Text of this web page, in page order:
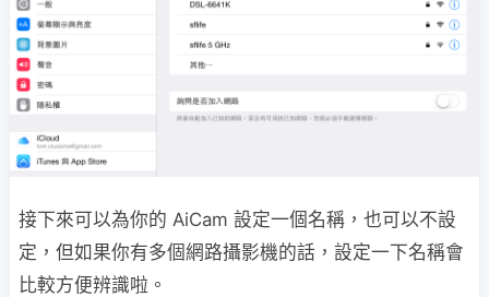
接下來可以為你的 AiCam 設定一個名稱，也可以不設
定，但如果你有多個網路攝影機的話，設定一下名稱會
比較方便辨識啦。